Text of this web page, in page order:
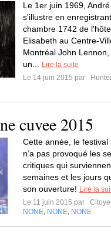
Le 1er juin 1969,
s'illustre en
chambre 1742 de
Elisabeth au Centre-
Montréal John
un...
Lire la suite
Le 14 juin 2015 par
cuvee 2015
Cette année, le festival
n’a pas provoqué les
critiques qui
semaines et les jours
son ouverture! Lire la
Le 11 juin 2015 par
NONE NONE NONE